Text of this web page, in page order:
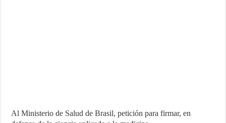
Al Ministerio de Salud de Brasil, petición para firmar, en